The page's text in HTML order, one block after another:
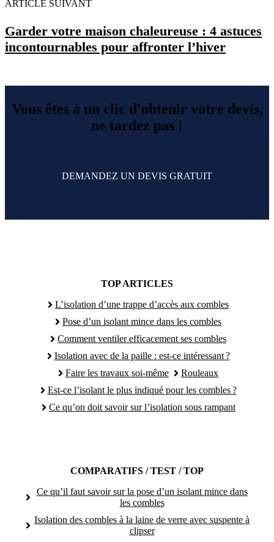
ARTICLE SUIVANT
Garder votre maison chaleureuse : 4 astuces
incontournables pour affronter l’hiver
Vous êtes à un clic d'obtenir votre devis,
ne tardez pas !
DEMANDEZ UN DEVIS GRATUIT
TOP ARTICLES
L’isolation d’une trappe d’accès aux combles
Pose d’un isolant mince dans les combles
Comment ventiler efficacement ses combles
Isolation avec de la paille : est-ce intéressant ?
Faire les travaux soi-même
Rouleaux
Est-ce l’isolant le plus indiqué pour les combles ?
Ce qu’on doit savoir sur l’isolation sous rampant
COMPARATIFS / TEST / TOP
Ce qu’il faut savoir sur la pose d’un isolant mince dans
les combles
Isolation des combles à la laine de verre avec suspente à
clipser